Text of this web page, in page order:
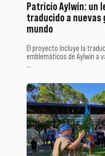
Patricio Aylwin: un
traducido a nuevas
mundo
El proyecto incluye la
emblemáticos de Aylwin a
…